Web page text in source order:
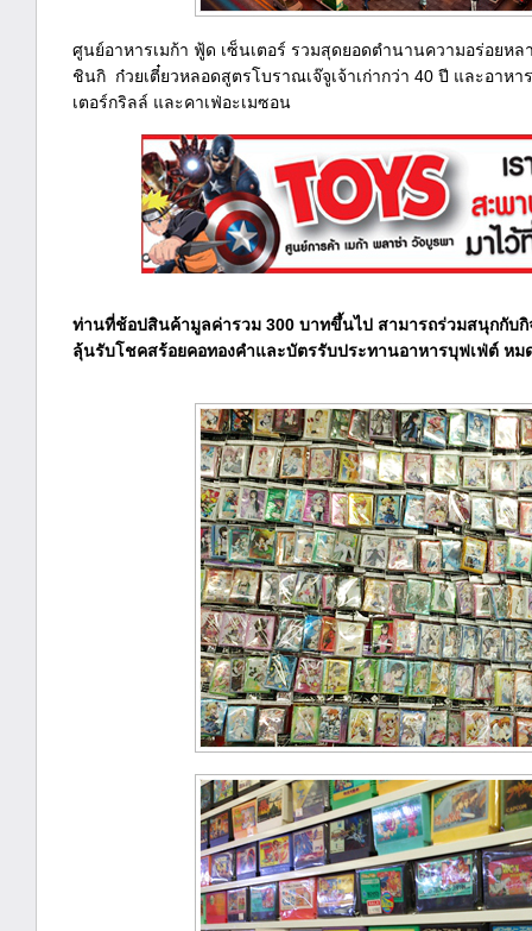
ศูนย์อาหารเมก้า ฟู้ด เซ็นเตอร์ รวมสุดยอดตำนานความอร่อยห
ชินกิ ก๋วยเตี๋ยวหลอดสูตรโบราณเจ๊จูเจ้าเก่ากว่า 40 ปี และอา
เตอร์กริลล์ และคาเฟ่อะเมซอน
ท่านที่ช้อปสินค้ามูลค่ารวม 300 บาทขึ้นไป สามารถร่วมสนุกกับกิ
ลุ้นรับโชคสร้อยคอทองคำและบัตรรับประทานอาหารบุฟเฟ่ต์ ห